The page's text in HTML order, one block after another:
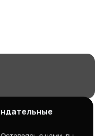
| Работа |